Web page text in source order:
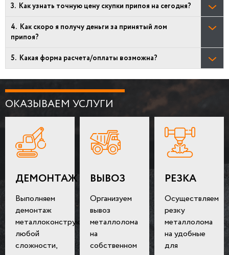
Как узнать точную цену скупки припоя на сегодня?
Как скоро я получу деньги за принятый лом
припоя?
Какая форма расчета/оплаты возможна?
ОКАЗЫВАЕМ УСЛУГИ
ДЕМОНТАЖ
Выполняем
демонтаж
металлоконструкций
любой
сложности,
ВЫВОЗ
Организуем
вывоз
металлолома
на
собственном
РЕЗКА
Осуществляем
резку
металлолома
на удобные
для